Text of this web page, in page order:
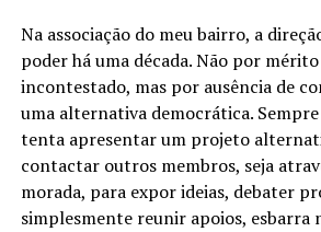
Na associação do meu bairro, a
poder há uma década. Não por
incontestado, mas por ausência de
uma alternativa democrática.
tenta apresentar um projeto
contactar outros membros, seja
morada, para expor ideias, debater
simplesmente reunir apoios, esbarra